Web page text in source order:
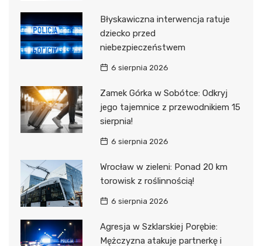
Błyskawiczna interwencja ratuje
dziecko przed
niebezpieczeństwem
6 sierpnia 2026
Zamek Górka w Sobótce: Odkryj
jego tajemnice z przewodnikiem 15
sierpnia!
6 sierpnia 2026
Wrocław w zieleni: Ponad 20 km
torowisk z roślinnością!
6 sierpnia 2026
Agresja w Szklarskiej Porębie:
Mężczyzna atakuje partnerkę i